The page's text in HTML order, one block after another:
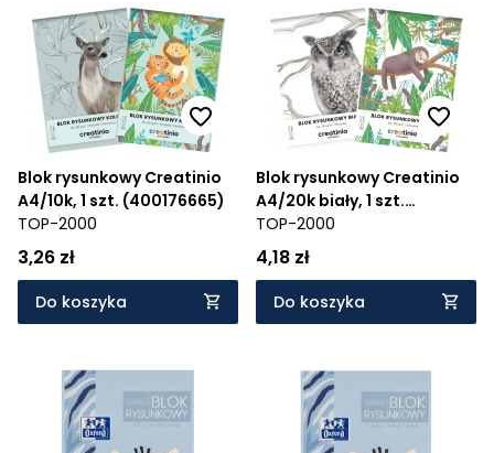
Blok rysunkowy Creatinio
A4/10k, 1 szt. (400176665)
TOP-2000
3,26 zł
Do koszyka
Blok rysunkowy Creatinio
A4/20k biały, 1 szt.
(400176663)
TOP-2000
4,18 zł
Do koszyka